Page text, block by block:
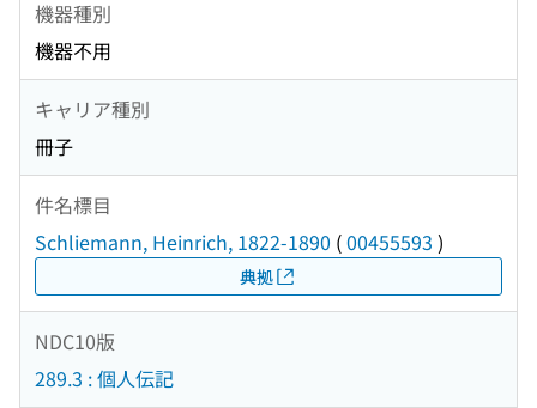
機器種別
機器不用
キャリア種別
冊子
件名標目
Schliemann, Heinrich, 1822-1890 (00455593 )
典拠
NDC10版
289.3 : 個人伝記